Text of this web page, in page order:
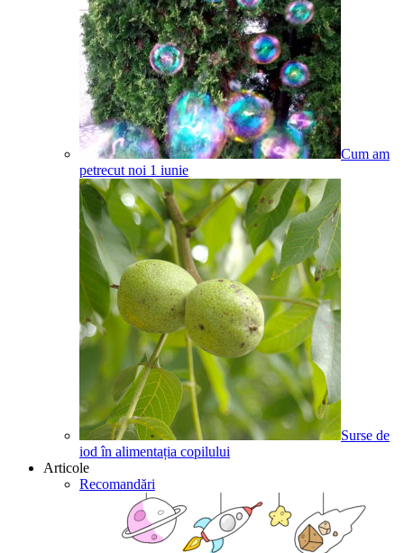
Cum am
petrecut noi 1 iunie
Surse de
iod în alimentația copilului
Articole
Recomandări